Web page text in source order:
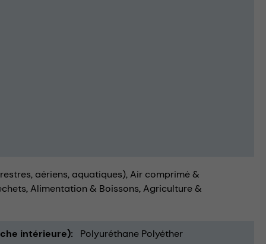
aériens, aquatiques) Air comprimé &
Alimentation & Boissons Agriculture &
intérieure) Polyuréthane Polyéther